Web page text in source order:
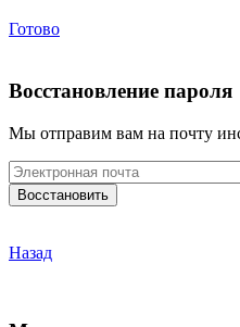
Готово
Восстановление пароля
Мы отправим вам на почту
Назад